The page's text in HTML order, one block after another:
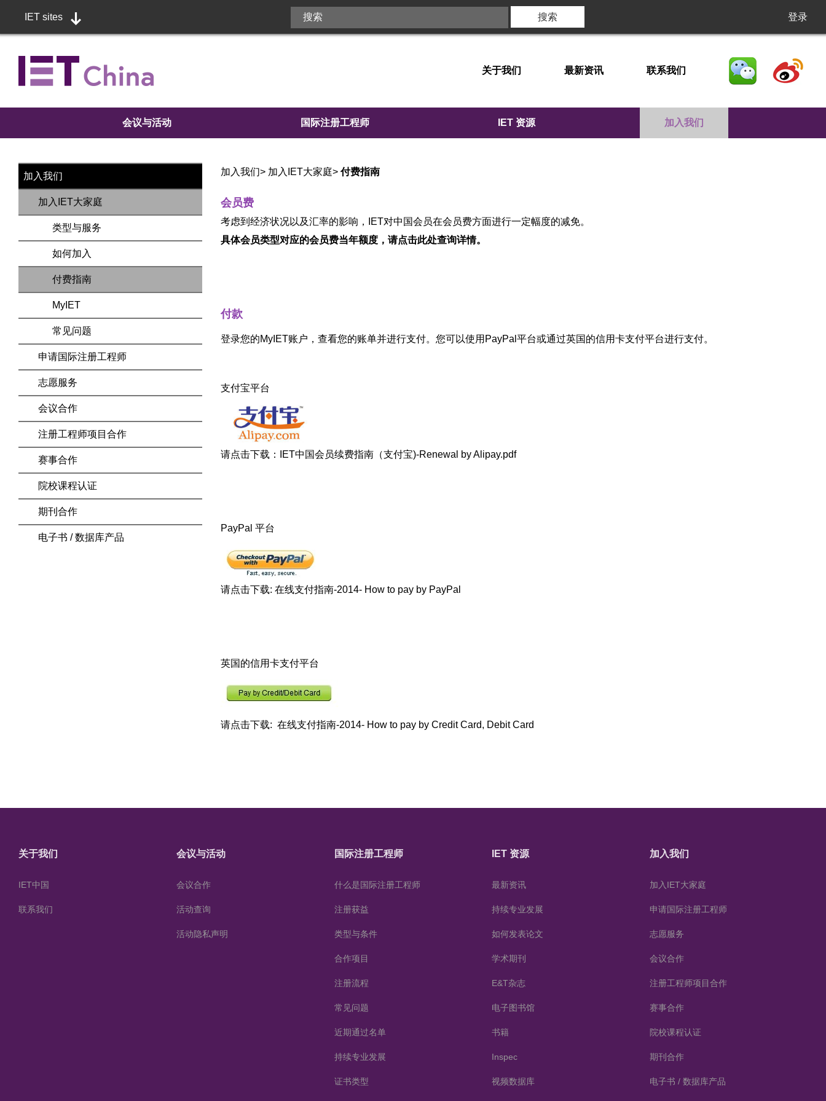
IET sites 登录
关于我们 最新资讯 联系我们
会议与活动 国际注册工程师 IET 资源 加入我们
加入我们
加入IET大家庭
类型与服务
如何加入
付费指南
MyIET
常见问题
申请国际注册工程师
志愿服务
会议合作
注册工程师项目合作
赛事合作
院校课程认证
期刊合作
电子书 / 数据库产品
加入我们> 加入IET大家庭> 付费指南
会员费
考虑到经济状况以及汇率的影响，IET对中国会员在会员费方面进行一定幅度的减免。
具体会员类型对应的会员费当年额度，请点击此处查询详情。
付款
登录您的MyIET账户，查看您的账单并进行支付。您可以使用PayPal平台或通过英国的信用卡支付平台进行支付。
支付宝平台
请点击下载： IET中国会员续费指南（支付宝)-Renewal by Alipay.pdf
PayPal 平台
请点击下载: 在线支付指南-2014- How to pay by PayPal
英国的信用卡支付平台
请点击下载: 在线支付指南-2014- How to pay by Credit Card, Debit Card
关于我们
IET中国
联系我们
会议与活动
会议合作
活动查询
活动隐私声明
国际注册工程师
什么是国际注册工程师
注册获益
类型与条件
合作项目
注册流程
常见问题
近期通过名单
持续专业发展
证书类型
IET 资源
最新资讯
持续专业发展
如何发表论文
学术期刊
E&T杂志
电子图书馆
书籍
Inspec
视频数据库
加入我们
加入IET大家庭
申请国际注册工程师
志愿服务
会议合作
注册工程师项目合作
赛事合作
院校课程认证
期刊合作
电子书 / 数据库产品